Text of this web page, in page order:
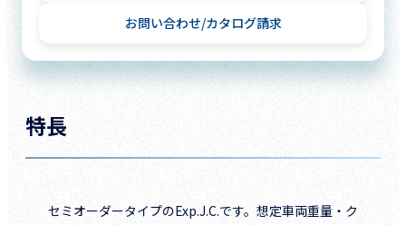
お問い合わせ カタログ請求
特長
セミオーダータイプのExp.J.C.です。想定車両重量・ク